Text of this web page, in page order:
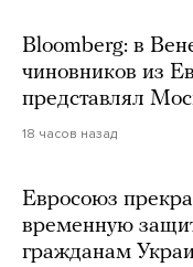
Bloomberg: в
чиновников из
представлял
18 часов назад
Евросоюз
временную
гражданам